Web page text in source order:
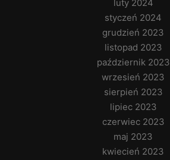
luty 2024
styczeń 2024
grudzień 2023
listopad 2023
październik 2023
wrzesień 2023
sierpień 2023
lipiec 2023
czerwiec 2023
maj 2023
kwiecień 2023